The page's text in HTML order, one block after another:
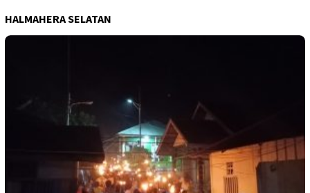
HALMAHERA SELATAN